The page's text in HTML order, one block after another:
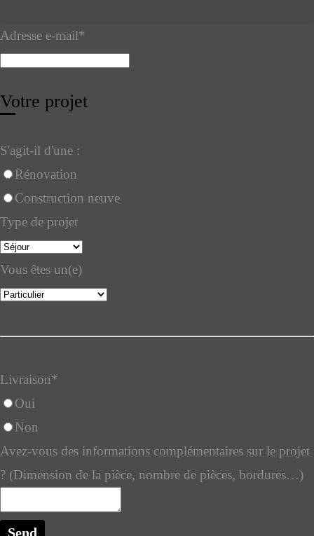
Adresse e-mail*
Votre projet
S'agit-il d'une :
Rénovation
Construction neuve
Type de projet
Vous êtes un(e)
Livraison*
Oui
Non
Avez-vous des informations complémentaires sur le projet
? (Dimension de la pièce, nombre de pièces, bordures…)
Send